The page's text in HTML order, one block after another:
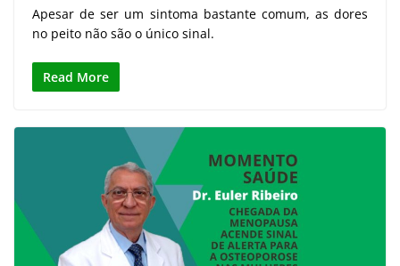
Apesar de ser um sintoma bastante comum, as dores
no peito não são o único sinal.
Read More